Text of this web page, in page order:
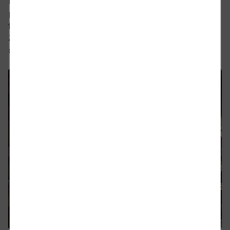
partnerskie podejście są dla nas ogromną wartością i
fundamentem naszej codziennej działalności.
Życzymy spokojnego zakończenia roku, pełnego
dobrych chwil i świątecznej atmosfery.